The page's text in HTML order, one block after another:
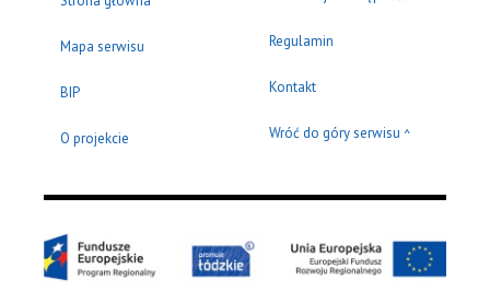
Mapa serwisu
BIP
O projekcie
Regulamin
Kontakt
Wróć do góry serwisu ^